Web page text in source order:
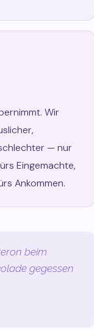
Wir
— nur
Eingemachte,
Ankommen.
beim
gegessen